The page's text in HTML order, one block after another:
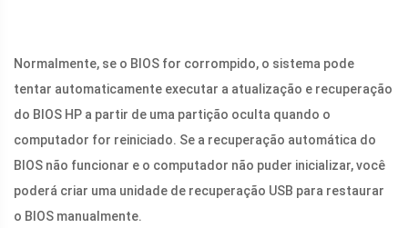
Normalmente, se o BIOS for corrompido, o sistema pode
tentar automaticamente executar a atualização e recuperação
do BIOS HP a partir de uma partição oculta quando o
computador for reiniciado. Se a recuperação automática do
BIOS não funcionar e o computador não puder inicializar, você
poderá criar uma unidade de recuperação USB para restaurar
o BIOS manualmente.